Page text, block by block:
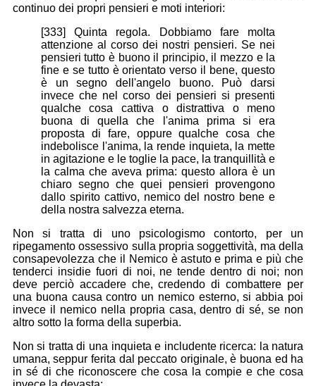
continuo dei propri pensieri e moti interiori:
[333] Quinta regola. Dobbiamo fare molta
attenzione al corso dei nostri pensieri. Se nei
pensieri tutto è buono il principio, il mezzo e la
fine e se tutto è orientato verso il bene, questo
è un segno dell'angelo buono. Può darsi
invece che nel corso dei pensieri si presenti
qualche cosa cattiva o distrattiva o meno
buona di quella che l'anima prima si era
proposta di fare, oppure qualche cosa che
indebolisce l'anima, la rende inquieta, la mette
in agitazione e le toglie la pace, la tranquillità e
la calma che aveva prima: questo allora è un
chiaro segno che quei pensieri provengono
dallo spirito cattivo, nemico del nostro bene e
della nostra salvezza eterna.
Non si tratta di uno psicologismo contorto, per un
ripegamento ossessivo sulla propria soggettività, ma della
consapevolezza che il Nemico è astuto e prima e più che
tenderci insidie fuori di noi, ne tende dentro di noi; non
deve perciò accadere che, credendo di combattere per
una buona causa contro un nemico esterno, si abbia poi
invece il nemico nella propria casa, dentro di sé, se non
altro sotto la forma della superbia.
Non si tratta di una inquieta e includente ricerca: la natura
umana, seppur ferita dal peccato originale, è buona ed ha
in sé di che riconoscere che cosa la compie e che cosa